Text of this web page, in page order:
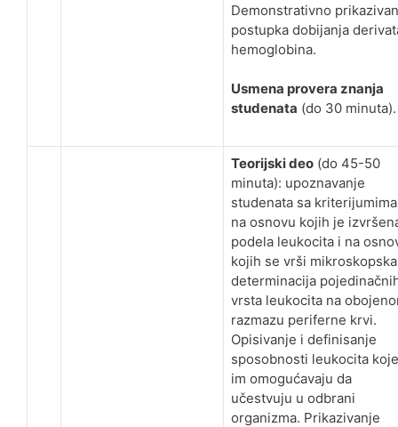
Demonstrativno
postupka dobijanja
hemoglobina.
Usmena provera znanja
studenata (do 30 minuta).
Teorijski deo (do 45-50
minuta): upoznavanje
studenata sa kriterijumima
na osnovu kojih je
podela leukocita i na
kojih se vrši mikroskopska
determinacija
vrsta leukocita na
razmazu periferne krvi.
Opisivanje i definisanje
sposobnosti leukocita koje
im omogućavaju da
učestvuju u odbrani
organizma. Prikazivanje